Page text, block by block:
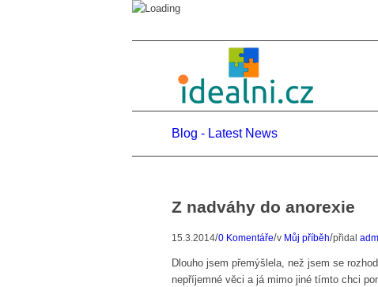
Blog - Latest News
Z nadváhy do anorexie
15.3.2014/0 Komentáře/v Můj příběh/přidal
Dlouho jsem přemýšlela, než jsem se
nepříjemné věci a já mimo jiné tímto chci